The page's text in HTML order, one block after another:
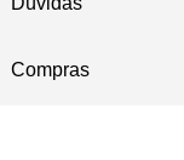
Compras